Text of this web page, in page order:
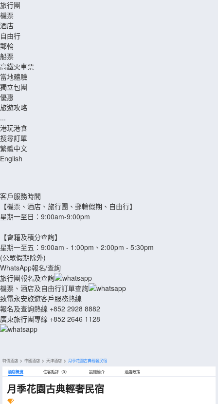
旅行團
機票
酒店
自由行
郵輪
船票
高鐵火車票
當地體驗
獨立包團
優惠
旅遊攻略
...
港玩港食
搜尋訂單
繁體中文
English
客戶服務時間
【機票、酒店、旅行團、郵輪假期、自由行】
星期一至日：9:00am-9:00pm
【會籍及積分查詢】
星期一至五：9:00am - 1:00pm、2:00pm - 5:30pm
(公眾假期除外)
WhatsApp報名/查詢
旅行團報名及查詢
機票、酒店及自由行訂單查詢
致電永安旅遊客戶服務熱線
報名及查詢熱線 +852 2928 8882
廣東旅行團專線 +852 2646 1128
特價酒店 > 中國酒店 > 天津酒店 > 月季花園古典輕奢民宿
酒店概览 住客點評（0） 設施簡介 酒店政策
月季花園古典輕奢民宿